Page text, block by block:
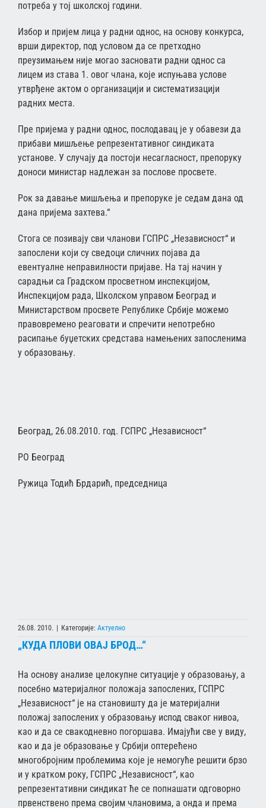
потреба у тој школској години.
Избор и пријем лица у радни однос, на основу конкурса,
врши директор, под условом да се претходно
преузимањем није могао засновати радни однос са
лицем из става 1. овог члана, које испуњава услове
утврђене актом о организацији и систематизацији
радних места.
Пре пријема у радни однос, послодавац је у обавези да
прибави мишљење репрезентативног синдиката
установе. У случају да постоји несагласност, препоруку
доноси министар надлежан за послове просвете.
Рок за давање мишљења и препоруке је седам дана од
дана пријема захтева.“
Стога се позивају сви чланови ГСПРС „Независност“ и
запослени који су сведоци сличних појава да
евентуалне неправилности пријаве. На тај начин у
сарадњи са Градском просветном инспекцијом,
Инспекцијом рада, Школском управом Београд и
Министарством просвете Републике Србије можемо
правовремено реаговати и спречити непотребно
расипање буџетских средстава намењених запосленима
у образовању.
Београд, 26.08.2010. год. ГСПРС „Независност“
РО Београд
Ружица Тодић Брдарић, председница
26.08. 2010. Категорије: Актуелно
„КУДА ПЛОВИ ОВАЈ БРОД…“
На основу анализе целокупне ситуације у образовању, а
посебно материјалног положаја запослених, ГСПРС
„Независност“ је на становишту да је материјални
положај запослених у образовању испод сваког нивоа,
као и да се свакодневно погоршава. Имајући све у виду,
као и да је образовање у Србији оптерећено
многобројним проблемима које је немогуће решити брзо
и у кратком року, ГСПРС „Независност“, као
репрезентативни синдикат ће се попнашати одговорно
првенствено према својим члановима, а онда и према